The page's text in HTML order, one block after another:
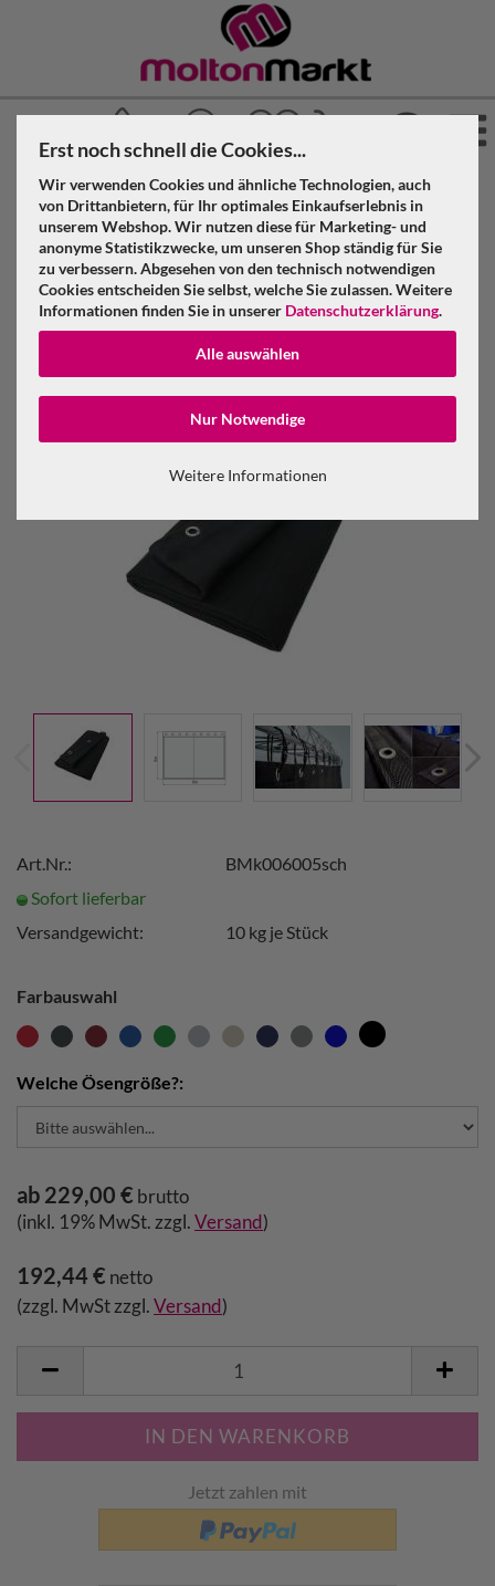
Erst noch schnell die Cookies...
Wir verwenden Cookies und ähnliche Technologien, auch
von Drittanbietern, für Ihr optimales Einkaufserlebnis in
unserem Webshop. Wir nutzen diese für Marketing- und
anonyme Statistikzwecke, um unseren Shop ständig für Sie
zu verbessern. Abgesehen von den technisch notwendigen
Cookies entscheiden Sie selbst, welche Sie zulassen. Weitere
Informationen finden Sie in unserer Datenschutzerklärung.
Alle auswählen
Nur Notwendige
Weitere Informationen
Konto erstellen
Molton Markt » Molton » Bühnenmolton »
Konfektioniert & geöst » Schwarz »
Bühnenmolton konfektioniert, schwarz, B=6m (geöst) x H=5m
Bühnenmolton konfektioniert, schwarz,
B=6m (geöst) x H=5m
Art.Nr.:
BMk006005sch
Sofort lieferbar
Versandgewicht:
10 kg je Stück
Farbauswahl
Welche Ösengröße?:
ab 229,00 € brutto
(inkl. 19% MwSt. zzgl. Versand )
192,44 € netto
(zzgl. MwSt zzgl. Versand)
Jetzt zahlen mit